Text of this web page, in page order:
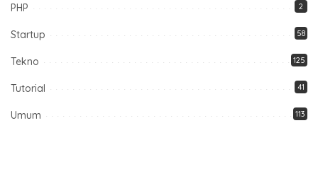
PHP 2
Startup 58
Tekno 125
Tutorial 41
Umum 113